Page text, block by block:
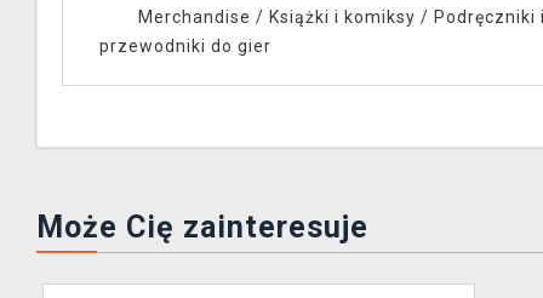
Merchandise / Książki i komiksy / Podręczniki i
przewodniki do gier
Może Cię zainteresuje